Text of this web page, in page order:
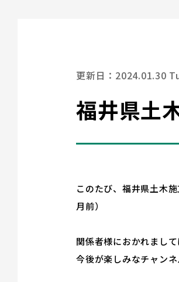
更新日：2024.01.30
福井県土
このたび、福井県土木
月前）
関係者様におかれまし
今後が楽しみなチャンネ